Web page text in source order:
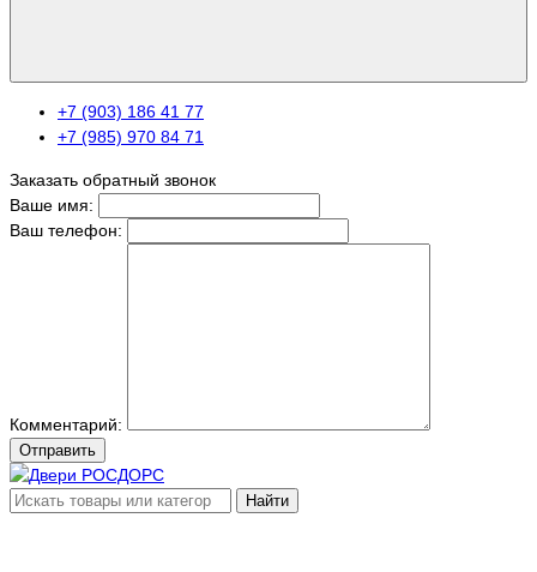
+7 (903) 186 41 77
+7 (985) 970 84 71
Заказать обратный звонок
Ваше имя:
Ваш телефон:
Комментарий:
Отправить
Найти